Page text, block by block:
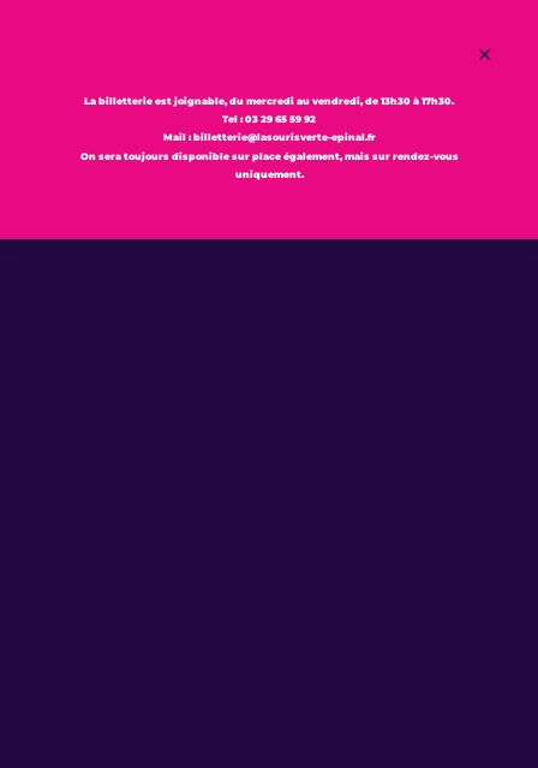
La billetterie est joignable,du mercredi au vendredi,de 13h30 à 17h30.
Tel : 03 29 65 59 92
Mail : billetterie@lasourisverte-epinal.fr
On sera toujours disponible sur place également, mais sur rendez-vous
uniquement.